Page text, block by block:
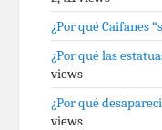
¿Por qué Caifanes
¿Por qué las
views
¿Por qué
views